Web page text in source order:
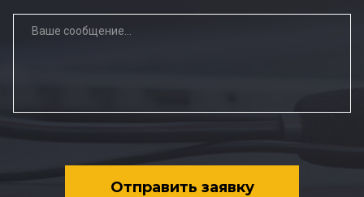
Отправить заявку